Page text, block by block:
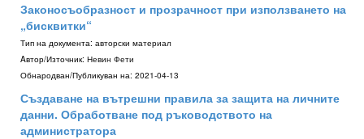
Законосъобразност и прозрачност при използването на
„бисквитки“
Тип на документа: авторски материал
Aвтор/Източник: Невин Фети
Обнародван/Публикуван на: 2021-04-13
Създаване на вътрешни правила за защита на личните
данни. Обработване под ръководството на
администратора